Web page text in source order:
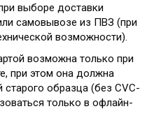
выборе доставки
самовывозе из ПВЗ (при
возможности).
возможна только при
при этом она должна
старого образца (без CVC-
только в офлайн-